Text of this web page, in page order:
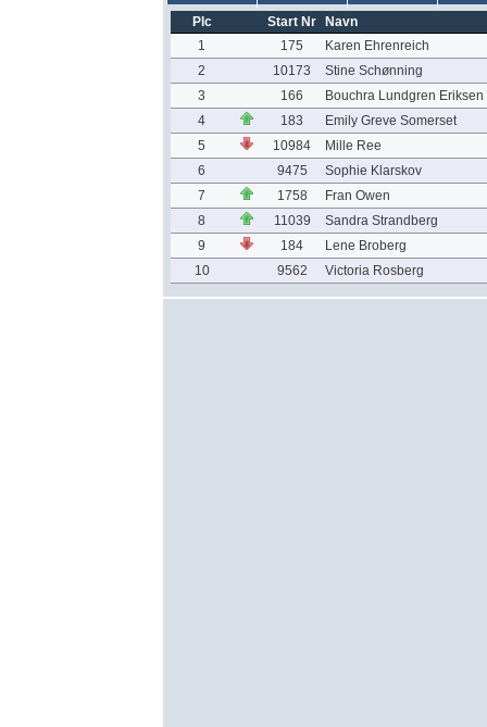
Plc Start Nr
Navn
1
175
Karen Ehrenreich
2
10173
Stine Schønning
3
166
Bouchra Lundgren Eriksen
4
183
Emily Greve Somerset
5
10984
Mille Ree
6
9475
Sophie Klarskov
7
1758
Fran Owen
8
11039
Sandra Strandberg
9
184
Lene Broberg
10
9562 Victoria Rosberg